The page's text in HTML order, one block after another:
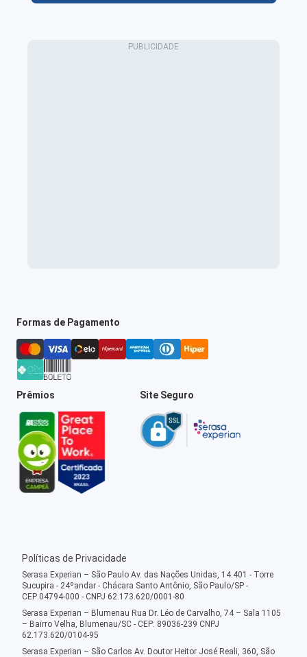
Formas de Pagamento
Prêmios Site Seguro
Políticas de Privacidade
Serasa Experian – São Paulo Av. das Nações Unidas, 14.401 - Torre
Sucupira - 24ºandar - Chácara Santo Antônio, São Paulo/SP -
CEP:04794-000 - CNPJ 62.173.620/0001-80
Serasa Experian – Blumenau Rua Dr. Léo de Carvalho, 74 – Sala 1105
– Bairro Velha, Blumenau/SC - CEP: 89036-239 CNPJ
62.173.620/0104-95
Serasa Experian – São Carlos Av. Doutor Heitor José Reali, 360, São